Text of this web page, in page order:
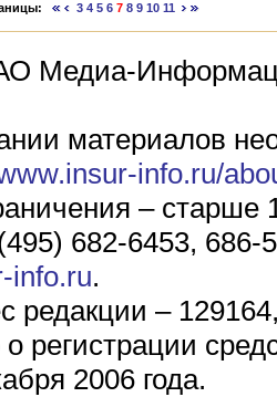
3 4 5 6 7 8 9 10 11
Медиа-
материалов
info.ru/
– старше
682-6453, 686-
info.ru.
редакции –
о регистрации
2006 года.